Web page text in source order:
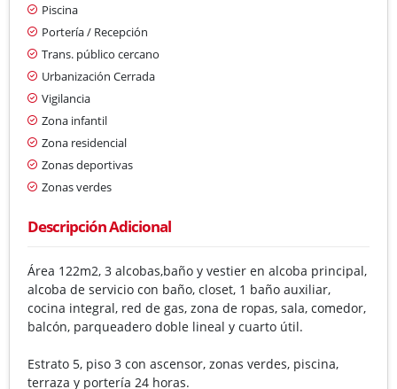
Piscina
Portería / Recepción
Trans. público cercano
Urbanización Cerrada
Vigilancia
Zona infantil
Zona residencial
Zonas deportivas
Zonas verdes
Descripción Adicional
Área 122m2, 3 alcobas,baño y vestier en alcoba principal,
alcoba de servicio con baño, closet, 1 baño auxiliar,
cocina integral, red de gas, zona de ropas, sala, comedor,
balcón, parqueadero doble lineal y cuarto útil.
Estrato 5, piso 3 con ascensor, zonas verdes, piscina,
terraza y portería 24 horas.